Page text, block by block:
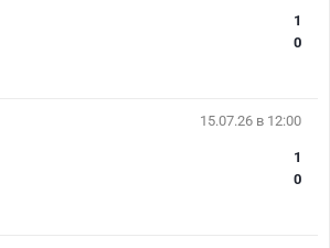
1
0
15.07.26 в 12:00
1
0